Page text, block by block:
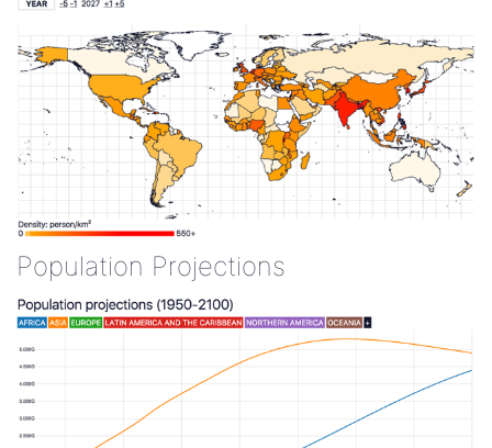
Population Projections